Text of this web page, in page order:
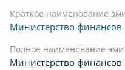
Краткое наименование
Министерство финансов
Полное наименование
Министерство финансов